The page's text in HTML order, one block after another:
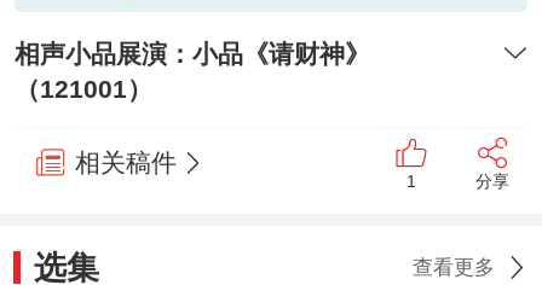
相声小品展演：小品《请财神》
（121001）
相关稿件
1 分享
选集 查看更多